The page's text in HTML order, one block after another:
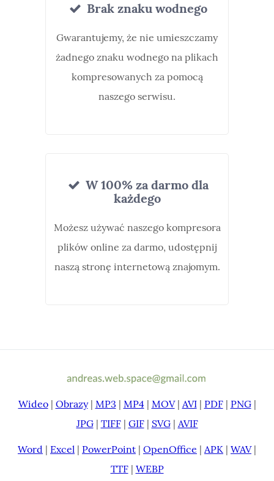
Brak znaku wodnego
Gwarantujemy, że nie umieszczamy
żadnego znaku wodnego na plikach
kompresowanych za pomocą
naszego serwisu.
W 100% za darmo dla
każdego
Możesz używać naszego kompresora
plików online za darmo, udostępnij
naszą stronę internetową znajomym.
Wideo| Obrazy| MP3 | MP4| MOV| AVI| PDF| PNG|
JPG| TIFF| GIF| SVG| AVIF
Word | Excel | PowerPoint | OpenOffice | APK | WAV|
TTF| WEBP